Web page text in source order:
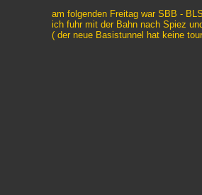
am folgenden Freitag war SBB -
ich fuhr mit der Bahn nach Spiez
( der neue Basistunnel hat keine